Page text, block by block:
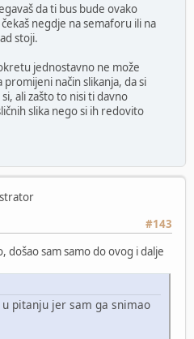
da ti bus bude ovako
negdje na semaforu ili na
stoji.
jednostavno ne može
promijeni način slikanja, da si
ali zašto to nisi ti davno
slika nego si ih redovito
#143
došao sam samo do ovog i dalje
pitanju jer sam ga snimao